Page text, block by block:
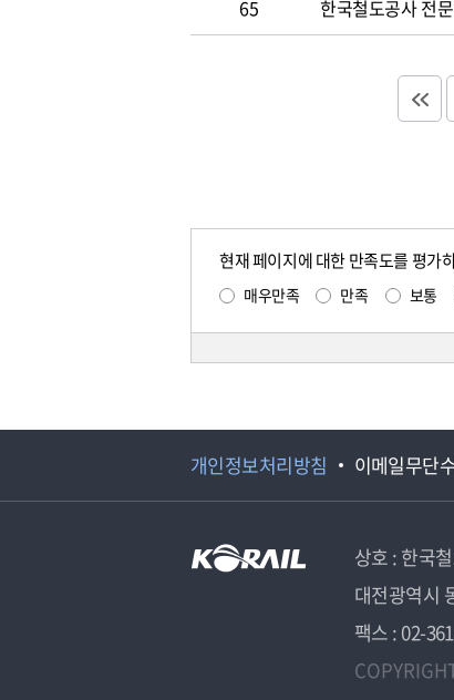
65 한국철도공사 전
현재 페이지에 대한 만족도를 평가
매우만족 만족 보통
개인정보처리방침 이메일무단
상호 : 한국
대전광역시
팩스 : 02-